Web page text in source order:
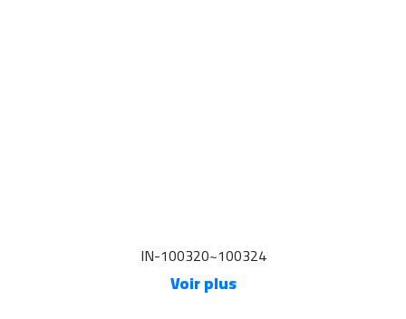
IN-100320~100324
Voir plus